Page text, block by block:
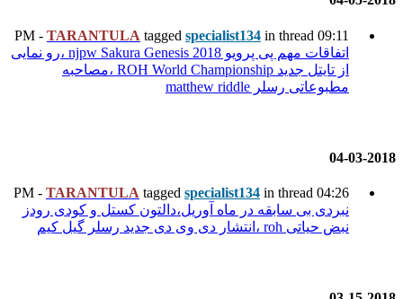
TARANTULAtagged
اتفاقات مهم پی پرویو njpw Sakura Genesis 2018 ،رو نمایی
از تایتل جدید ROH World Championship ،مصاحبه
TARANTULAtagged
آوریل،دالتون کستل و کودی رودز